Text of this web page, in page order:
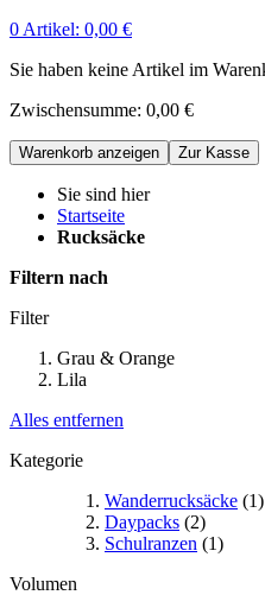
0 Artikel: 0,00 €
Sie haben keine Artikel im
Zwischensumme: 0,00 €
Warenkorb anzeigen Zur Kasse
Sie sind hier
Startseite
Rucksäcke
Filtern nach
Filter
Grau & Orange
Lila
Alles entfernen
Kategorie
Wanderrucksäcke (1)
Daypacks (2)
Schulranzen (1)
Volumen